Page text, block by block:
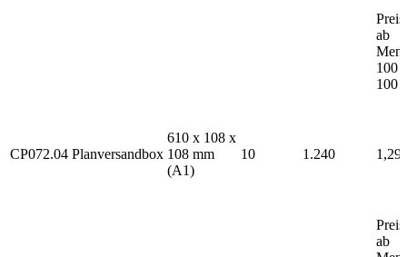
Preis
ab
100
100
CP072.04 Planversandbox
610 x 108 x
108 mm
(A1)
10 1.240 1,29
Preis
ab